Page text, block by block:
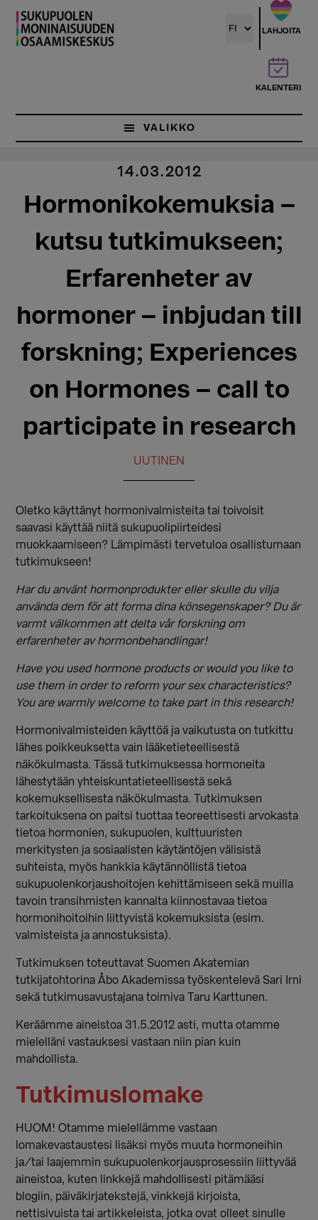
Hyppää
pääsisältöön
LAHJOITA
KALENTERI
VALIKKO
14.03.2012
Hormonikokemuksia –
kutsu tutkimukseen;
Erfarenheter av
hormoner – inbjudan till
forskning; Experiences
on Hormones – call to
participate in research
UUTINEN
Oletko käyttänyt hormonivalmisteita tai toivoisit
saavasi käyttää niitä sukupuolipiirteidesi
muokkaamiseen? Lämpimästi tervetuloa osallistumaan
tutkimukseen!
Har du använt hormonprodukter eller skulle du vilja
använda dem för att forma dina könsegenskaper? Du är
varmt välkommen att delta vår forskning om
erfarenheter av hormonbehandlingar!
Have you used hormone products or would you like to
use them in order to reform your sex characteristics?
You are warmly welcome to take part in this research!
Hormonivalmisteiden käyttöä ja vaikutusta on tutkittu
lähes poikkeuksetta vain lääketieteellisestä
näkökulmasta. Tässä tutkimuksessa hormoneita
lähestytään yhteiskuntatieteellisestä sekä
kokemuksellisesta näkökulmasta. Tutkimuksen
tarkoituksena on paitsi tuottaa teoreettisesti arvokasta
tietoa hormonien, sukupuolen, kulttuuristen
merkitysten ja sosiaalisten käytäntöjen välisistä
suhteista, myös hankkia käytännöllistä tietoa
sukupuolenkorjaushoitojen kehittämiseen sekä muilla
tavoin transihmisten kannalta kiinnostavaa tietoa
hormonihoitoihin liittyvistä kokemuksista (esim.
valmisteista ja annostuksista).
Tutkimuksen toteuttavat Suomen Akatemian
tutkijatohtorina Åbo Akademissa työskentelevä Sari Irni
sekä tutkimusavustajana toimiva Taru Karttunen.
Keräämme aineistoa 31.5.2012 asti, mutta otamme
mielelläni vastauksesi vastaan niin pian kuin
mahdollista.
Tutkimuslomake
HUOM! Otamme mielellämme vastaan
lomakevastaustesi lisäksi myös muuta hormoneihin
ja/tai laajemmin sukupuolenkorjausprosessiin liittyvää
aineistoa, kuten linkkejä mahdollisesti pitämääsi
blogiin, päiväkirjatekstejä, vinkkejä kirjoista,
nettisivuista tai artikkeleista, jotka ovat olleet sinulle